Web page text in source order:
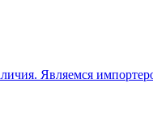
Являемся